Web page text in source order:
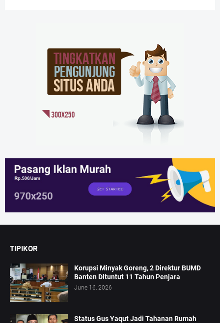
TIPIKOR
Korupsi Minyak Goreng, 2 Direktur BUMD
Banten Dituntut 11 Tahun Penjara
June 16, 2026
Status Gus Yaqut Jadi Tahanan Rumah